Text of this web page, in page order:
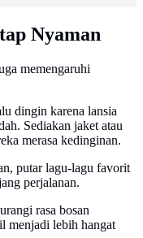
Nyaman
memengaruhi
dingin karena lansia
Sediakan jaket atau
merasa kedinginan.
putar lagu-lagu favorit
perjalanan.
rasa bosan
menjadi lebih hangat